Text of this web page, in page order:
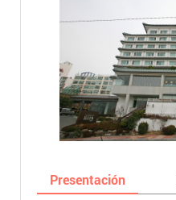
Presentación